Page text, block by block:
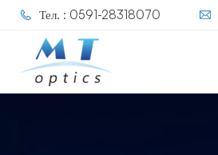
Тел. : 0591-28318070